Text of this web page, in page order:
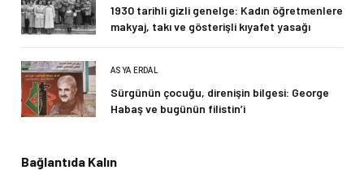
1930 tarihli gizli genelge: Kadın öğretmenlere
makyaj, takı ve gösterişli kıyafet yasağı
ASYA ERDAL
Sürgünün çocuğu, direnişin bilgesi: George
Habaş ve bugünün filistin’i
Bağlantıda Kalın